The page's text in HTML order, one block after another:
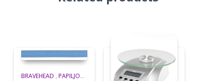
BRAVEHEAD ,PAPILJOTID